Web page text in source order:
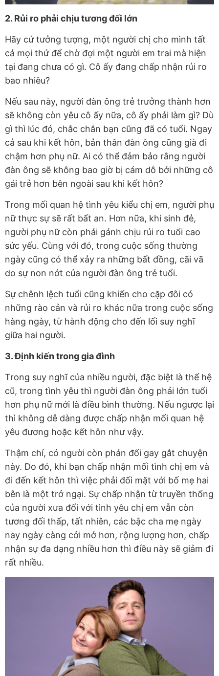
2. Rủi ro phải chịu tương đối lớn
Hãy cứ tưởng tượng, một người chị cho mình tất
cả mọi thứ để chờ đợi một người em trai mà hiện
tại đang chưa có gì. Cô ấy đang chấp nhận rủi ro
bao nhiêu?
Nếu sau này, người đàn ông trẻ trưởng thành hơn
sẽ không còn yêu cô ấy nữa, cô ấy phải làm gì? Dù
gì thì lúc đó, chắc chắn bạn cũng đã có tuổi. Ngay
cả sau khi kết hôn, bản thân đàn ông cũng già đi
chậm hơn phụ nữ. Ai có thể đảm bảo rằng người
đàn ông sẽ không bao giờ bị cám dỗ bởi những cô
gái trẻ hơn bên ngoài sau khi kết hôn?
Trong mối quan hệ tình yêu kiểu chị em, người phụ
nữ thực sự sẽ rất bất an. Hơn nữa, khi sinh đẻ,
người phụ nữ còn phải gánh chịu rủi ro tuổi cao
sức yếu. Cùng với đó, trong cuộc sống thường
ngày cũng có thể xảy ra những bất đồng, cãi vã
do sự non nớt của người đàn ông trẻ tuổi.
Sự chênh lệch tuổi cũng khiến cho cặp đôi có
những rào cản và rủi ro khác nữa trong cuộc sống
hàng ngày, từ hành động cho đến lối suy nghĩ
giữa hai người.
3. Định kiến trong gia đình
Trong suy nghĩ của nhiều người, đặc biệt là thế hệ
cũ, trong tình yêu thì người đàn ông phải lớn tuổi
hơn phụ nữ mới là điều bình thường. Nếu ngược lại
thì không dễ dàng được chấp nhận mối quan hệ
yêu đương hoặc kết hôn như vậy.
Thậm chí, có người còn phản đối gay gắt chuyện
này. Do đó, khi bạn chấp nhận mối tình chị em và
đi đến kết hôn thì việc phải đối mặt với bố mẹ hai
bên là một trở ngại. Sự chấp nhận từ truyền thống
của người xưa đối với tình yêu chị em vẫn còn
tương đối thấp, tất nhiên, các bậc cha mẹ ngày
nay ngày càng cởi mở hơn, rộng lượng hơn, chấp
nhận sự đa dạng nhiều hơn thì điều này sẽ giảm đi
rất nhiều.